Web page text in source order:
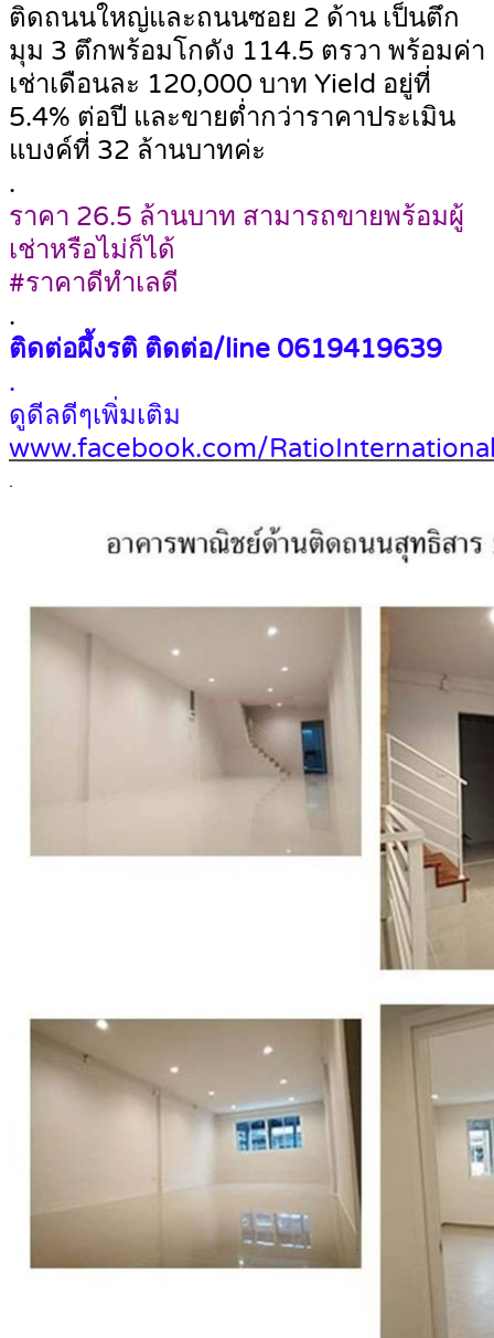
ติดถนนใหญ่และถนนซอย 2 ด้าน เป็นตึก
มุม 3 ตึกพร้อมโกดัง 114.5 ตรวา พร้อมค่า
เช่าเดือนละ 120,000 บาท Yield อยู่ที่
5.4% ต่อปี และขายต่ำกว่าราคาประเมิน
แบงค์ที่ 32 ล้านบาทค่ะ
.
ราคา 26.5 ล้านบาท สามารถขายพร้อมผู้
เช่าหรือไม่ก็ได้
#ราคาดีทำเลดี
.
ติดต่อผึ้งรติ ติดต่อ/line 0619419639
.
ดูดีลดีๆเพิ่มเติม
www.facebook.com/
.